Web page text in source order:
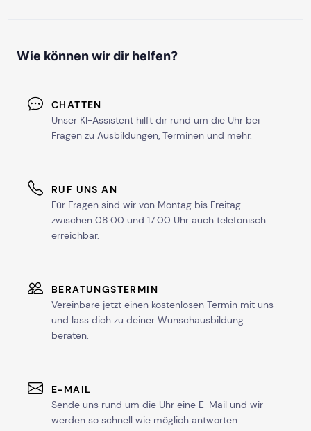
Wie können wir dir helfen?
CHATTEN
Unser KI-Assistent hilft dir rund um die Uhr bei
Fragen zu Ausbildungen, Terminen und mehr.
RUF UNS AN
Für Fragen sind wir von Montag bis Freitag
zwischen 08:00 und 17:00 Uhr auch telefonisch
erreichbar.
BERATUNGSTERMIN
Vereinbare jetzt einen kostenlosen Termin mit uns
und lass dich zu deiner Wunschausbildung
beraten.
E-MAIL
Sende uns rund um die Uhr eine E-Mail und wir
werden so schnell wie möglich antworten.